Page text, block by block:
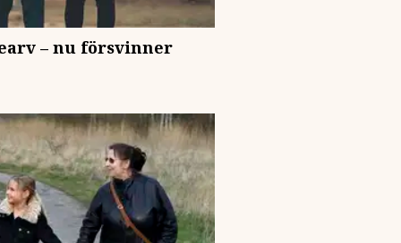
– nu försvinner